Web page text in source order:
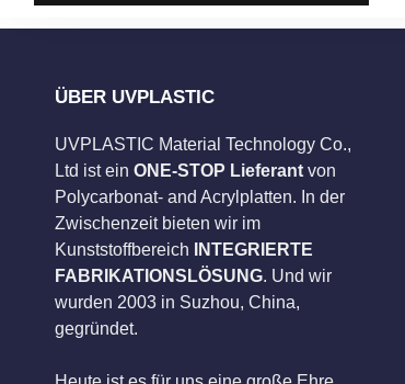
ÜBER UVPLASTIC
UVPLASTIC Material Technology Co.,
Ltd ist ein ONE-STOP Lieferant von
Polycarbonat- and Acrylplatten. In der
Zwischenzeit bieten wir im
Kunststoffbereich
INTEGRIERTE
FABRIKATIONSLÖSUNG. Und wir
wurden 2003 in Suzhou, China,
gegründet.